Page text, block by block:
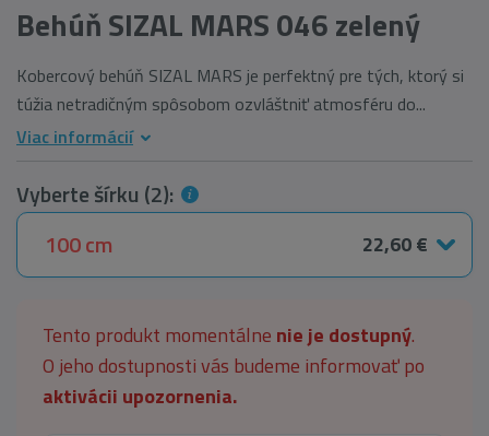
Behúň SIZAL MARS 046 zelený
Kobercový behúň SIZAL MARS je perfektný pre tých, ktorý si
túžia netradičným spôsobom ozvláštniť atmosféru do...
Viac informácií
Vyberte šírku (2):
100 cm
22,60 €
Tento produkt momentálne nie je dostupný.
O jeho dostupnosti vás budeme informovať po
aktivácii upozornenia.